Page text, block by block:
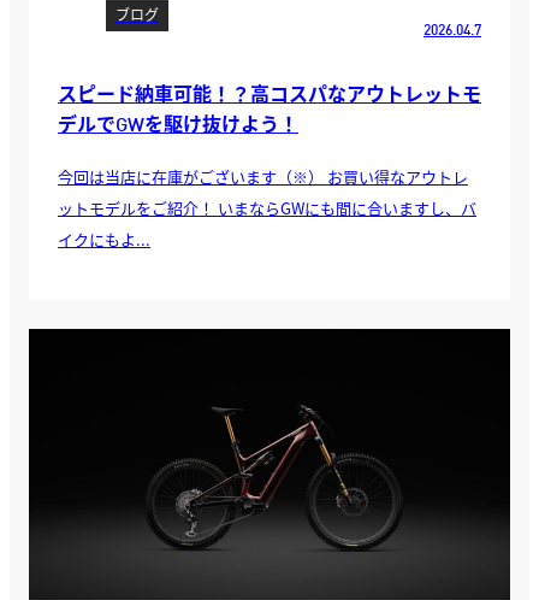
ブログ
2026.04.7
スピード納車可能！？高コスパなアウトレットモ
デルでGWを駆け抜けよう！
今回は当店に在庫がございます（※） お買い得なアウトレ
ットモデルをご紹介！ いまならGWにも間に合いますし、バ
イクにもよ...